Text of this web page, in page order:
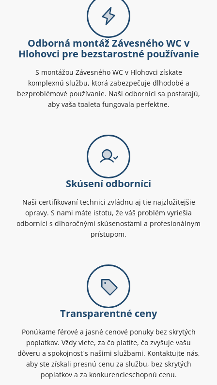
Odborná montáž Závesného WC v
Hlohovci pre bezstarostné používanie
S montážou Závesného WC v Hlohovci získate
komplexnú službu, ktorá zabezpečuje dlhodobé a
bezproblémové používanie. Naši odborníci sa postarajú,
aby vaša toaleta fungovala perfektne.
Skúsení odborníci
Naši certifikovaní technici zvládnu aj tie najzložitejšie
opravy. S nami máte istotu, že váš problém vyriešia
odborníci s dlhoročnými skúsenosťami a profesionálnym
prístupom.
Transparentné ceny
Ponúkame férové a jasné cenové ponuky bez skrytých
poplatkov. Vždy viete, za čo platíte, čo zvyšuje vašu
dôveru a spokojnosť s našimi službami. Kontaktujte nás,
aby ste získali presnú cenu za službu, bez skrytých
poplatkov a za konkurencieschopnú cenu.